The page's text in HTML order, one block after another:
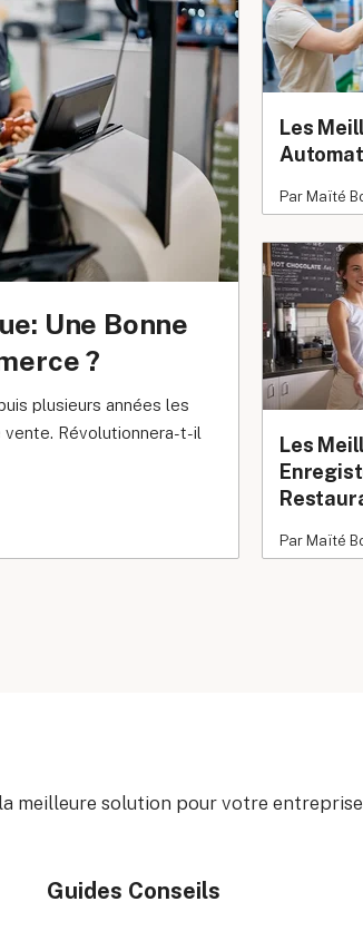
Une Bonne
?
plusieurs années les
Révolutionnera-t-il
Les
Par Maïté
Les
Par Maïté
meilleure solution pour votre entreprise
Guides Conseils